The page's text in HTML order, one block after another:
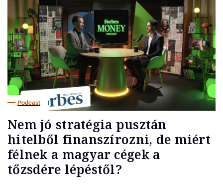
Podcast
Nem jó stratégia pusztán
hitelből finanszírozni, de miért
félnek a magyar cégek a
tőzsdére lépéstől?